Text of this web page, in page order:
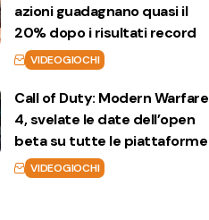
azioni guadagnano quasi il
20% dopo i risultati record
VIDEOGIOCHI
Call of Duty: Modern Warfare
4, svelate le date dell’open
beta su tutte le piattaforme
VIDEOGIOCHI